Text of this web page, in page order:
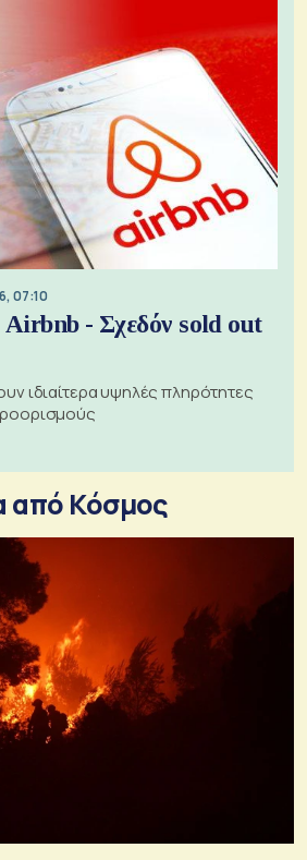
07:10
- Σχεδόν sold out
ιδιαίτερα υψηλές πληρότητες
από Κόσμος